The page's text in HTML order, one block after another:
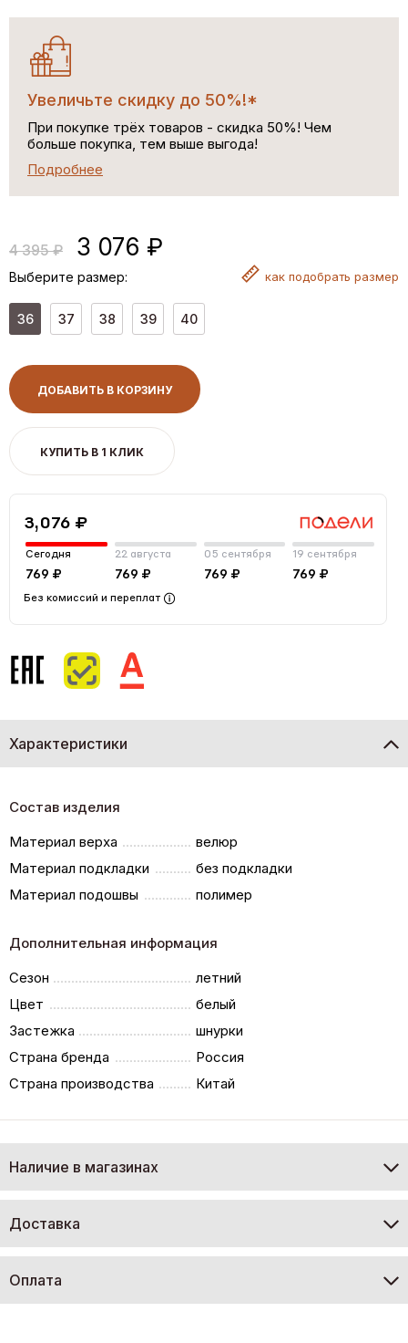
Увеличьте скидку до 50%!*
При покупке трёх товаров - скидка 50%! Чем
больше покупка, тем выше выгода!
Подробнее
4 395 ₽ 3 076 ₽
Выберите размер: как подобрать размер
36 37 38 39 40
ДОБАВИТЬ В КОРЗИНУ
КУПИТЬ В 1 КЛИК
3,076 ₽
Сегодня
769 ₽
22 августа
769 ₽
05 сентября
769 ₽
19 сентября
769 ₽
Без комиссий и переплат
Характеристики
Состав изделия
Материал верха
велюр
Материал подкладки
без подкладки
Материал подошвы
полимер
Дополнительная информация
Сезон
летний
Цвет
белый
Застежка
шнурки
Страна бренда
Россия
Страна производства
Китай
Наличие в магазинах
Доставка
Оплата